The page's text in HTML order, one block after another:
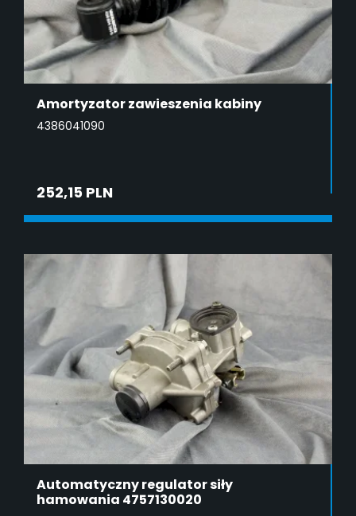
Amortyzator zawieszenia kabiny
4386041090
252,15 PLN
Automatyczny regulator siły
hamowania 4757130020